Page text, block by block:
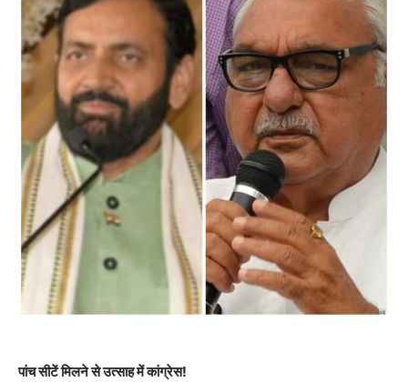
पांच सीटें मिलने से उत्साह में कांग्रेस!